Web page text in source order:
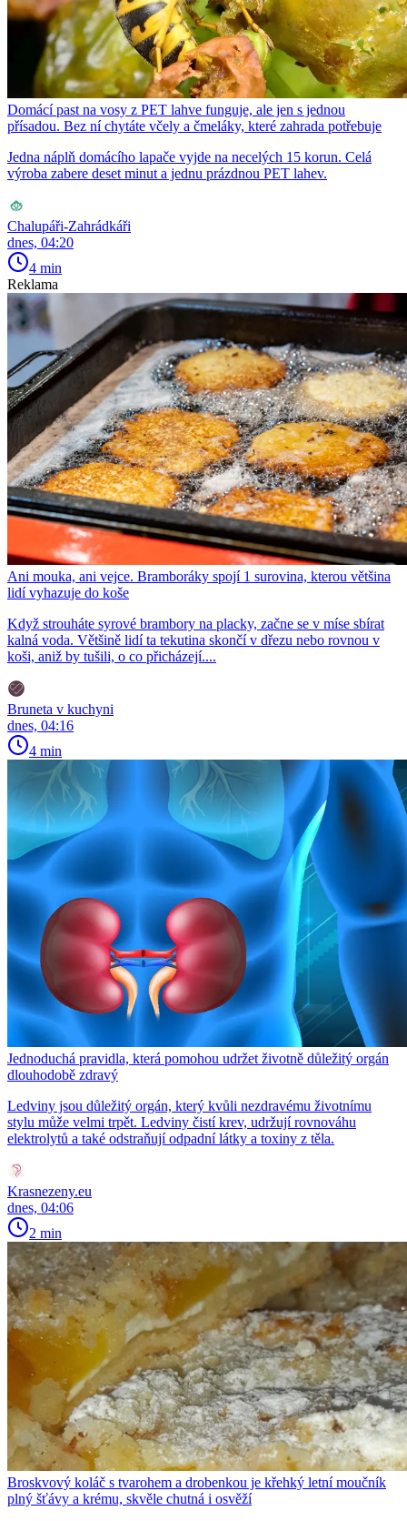
Domácí past na vosy z PET lahve funguje, ale jen s jednou
přísadou. Bez ní chytáte včely a čmeláky, které zahrada potřebuje
Jedna náplň domácího lapače vyjde na necelých 15 korun. Celá
výroba zabere deset minut a jednu prázdnou PET lahev.
Chalupáři-Zahrádkáři
dnes, 04:20
4 min
Reklama
Ani mouka, ani vejce. Bramboráky spojí 1 surovina, kterou většina
lidí vyhazuje do koše
Když strouháte syrové brambory na placky, začne se v míse sbírat
kalná voda. Většině lidí ta tekutina skončí v dřezu nebo rovnou v
koši, aniž by tušili, o co přicházejí....
Bruneta v kuchyni
dnes, 04:16
4 min
Jednoduchá pravidla, která pomohou udržet životně důležitý orgán
dlouhodobě zdravý
Ledviny jsou důležitý orgán, který kvůli nezdravému životnímu
stylu může velmi trpět. Ledviny čistí krev, udržují rovnováhu
elektrolytů a také odstraňují odpadní látky a toxiny z těla.
Krasnezeny.eu
dnes, 04:06
2 min
Broskvový koláč s tvarohem a drobenkou je křehký letní moučník
plný šťávy a krému, skvěle chutná i osvěží